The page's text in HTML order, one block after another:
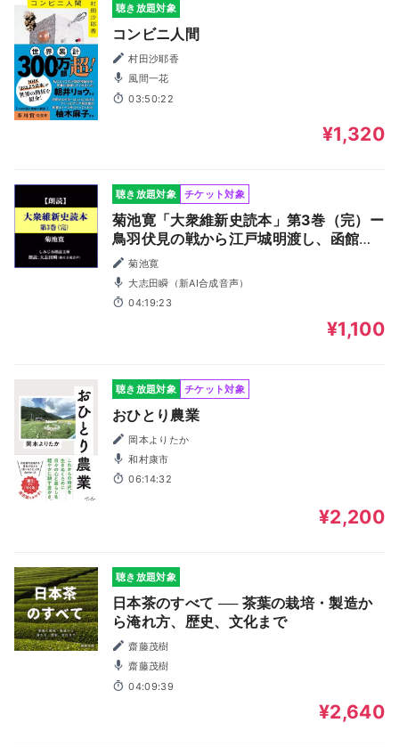
聴き放題対象
コンビニ人間
村田沙耶香
風間一花
03:50:22
¥1,320
聴き放題対象 チケット対象
菊池寛「大衆維新史読本」第3巻（完）ー
鳥羽伏見の戦から江戸城明渡し、函館戦
争等まで（しみじみ朗読文庫）
菊池寛
大志田瞬（新AI合成音声）
04:19:23
¥1,100
聴き放題対象 チケット対象
おひとり農業
岡本よりたか
和村康市
06:14:32
¥2,200
聴き放題対象
日本茶のすべて ── 茶葉の栽培・製造か
ら淹れ方、歴史、文化まで
齋藤茂樹
齋藤茂樹
04:09:39
¥2,640